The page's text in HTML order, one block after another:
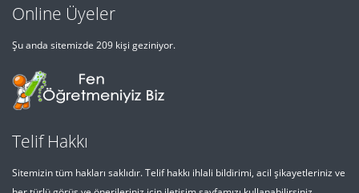
Online Üyeler
Şu anda sitemizde 209 kişi geziniyor.
Telif Hakkı
Sitemizin tüm hakları saklıdır. Telif hakkı ihlali bildirimi, acil şikayetleriniz ve